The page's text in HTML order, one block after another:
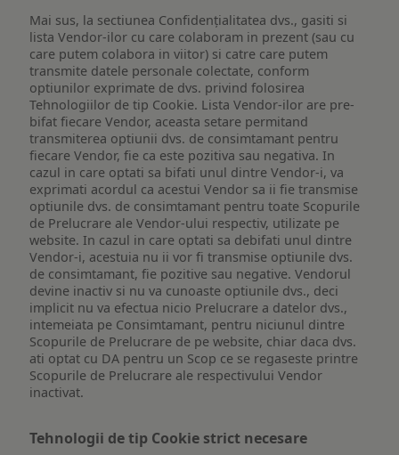
Mai sus, la sectiunea Confidențialitatea dvs., gasiti si
lista Vendor-ilor cu care colaboram in prezent (sau cu
care putem colabora in viitor) si catre care putem
transmite datele personale colectate, conform
optiunilor exprimate de dvs. privind folosirea
Tehnologiilor de tip Cookie. Lista Vendor-ilor are pre-
bifat fiecare Vendor, aceasta setare permitand
transmiterea optiunii dvs. de consimtamant pentru
fiecare Vendor, fie ca este pozitiva sau negativa. In
cazul in care optati sa bifati unul dintre Vendor-i, va
exprimati acordul ca acestui Vendor sa ii fie transmise
optiunile dvs. de consimtamant pentru toate Scopurile
de Prelucrare ale Vendor-ului respectiv, utilizate pe
website. In cazul in care optati sa debifati unul dintre
Vendor-i, acestuia nu ii vor fi transmise optiunile dvs.
de consimtamant, fie pozitive sau negative. Vendorul
devine inactiv si nu va cunoaste optiunile dvs., deci
implicit nu va efectua nicio Prelucrare a datelor dvs.,
intemeiata pe Consimtamant, pentru niciunul dintre
Scopurile de Prelucrare de pe website, chiar daca dvs.
ati optat cu DA pentru un Scop ce se regaseste printre
Scopurile de Prelucrare ale respectivului Vendor
inactivat.
Tehnologii de tip Cookie strict necesare